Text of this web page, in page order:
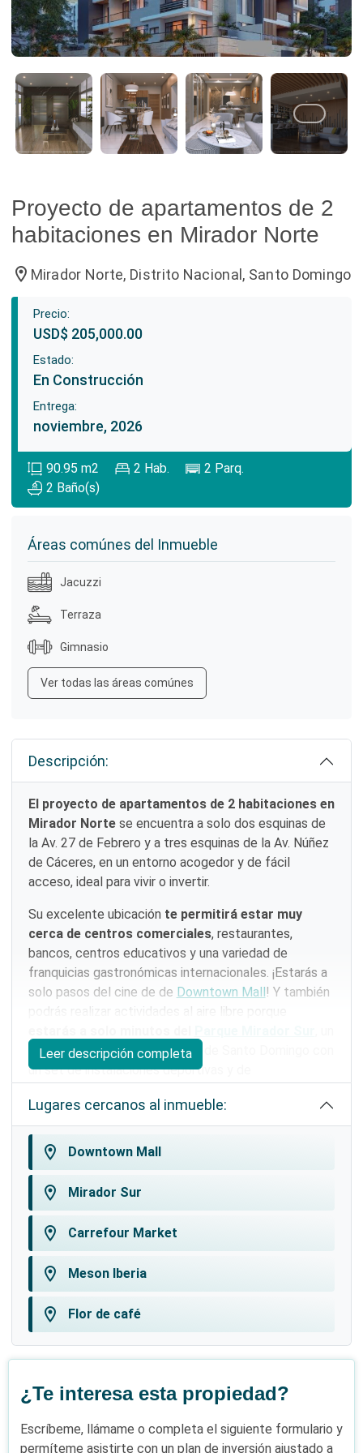
Proyecto de apartamentos de 2
habitaciones en Mirador Norte
location_on Mirador Norte, Distrito Nacional, Santo Domingo
Precio:
USD$ 205,000.00
Estado:
En Construcción
Entrega:
noviembre, 2026
90.95 m2 2 Hab. 2 Parq.
2 Baño(s)
Áreas comúnes del Inmueble
Jacuzzi
Terraza
Gimnasio
Ver todas las áreas comúnes
Descripción:
El proyecto de apartamentos de 2 habitaciones en
Mirador Nortese encuentra a solo dos esquinas de
la Av. 27 de Febrero y a tres esquinas de la Av. Núñez
de Cáceres, en un entorno acogedor y de fácil
acceso, ideal para vivir o invertir.
Su excelente ubicación te permitirá estar muy
cerca de centros comerciales, restaurantes,
bancos, centros educativos y una variedad de
franquicias gastronómicas internacionales. ¡Estarás a
solo pasos del cine de de Downtown Mall! Y también
podrás realizar actividades al aire libre porque
pulmón ecológico de la ciudad de Santo Domingo con
un set de instalaciones deportivas y de
La ubicación de este proyecto cumple con una de las
5 claves para comprar apartamento en planos en
República Dominicana.
Amenidades para disfrutar con
amigos y familia.
Este proyecto ofrece una propuesta moderna,
elegante y con las previsiones de amenidades y
terminaciones para una robusta constitución
residencial:
Apartamentos de 2 habitaciones.
1 o 2 Parqueos.
Jacuzzi en el rooftop.
Terraza destechada con BBQ.
Terraza techada con bar.
Leer descripción completa
Lugares cercanos al inmueble:
location_on Downtown Mall
location_on Mirador Sur
location_on Carrefour Market
location_on Meson Iberia
location_on Flor de café
¿Te interesa esta propiedad?
Escríbeme, llámame o completa el siguiente formulario y
permíteme asistirte con un plan de inversión ajustado a